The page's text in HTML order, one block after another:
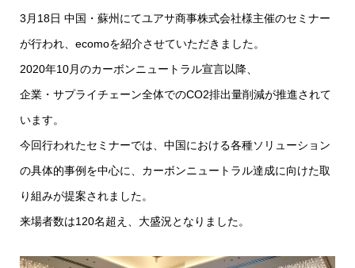
3月18日 中国・蘇州にてユアサ商事株式会社様主催のセミナー
が行われ、ecomoを紹介させていただきました。
2020年10月のカーボンニュートラル宣言以降、
企業・サプライチェーン全体でのCO2排出量削減が推進されて
います。
今回行われたセミナーでは、中国における各種ソリューション
の具体的事例を中心に、カーボンニュートラル達成に向けた取
り組みが提案されました。
来場者数は120名超え、大盛況となりました。